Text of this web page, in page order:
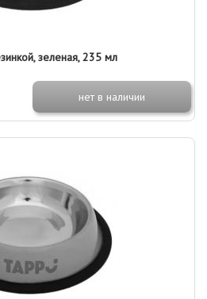
зеленая, 235 мл
нет в наличии